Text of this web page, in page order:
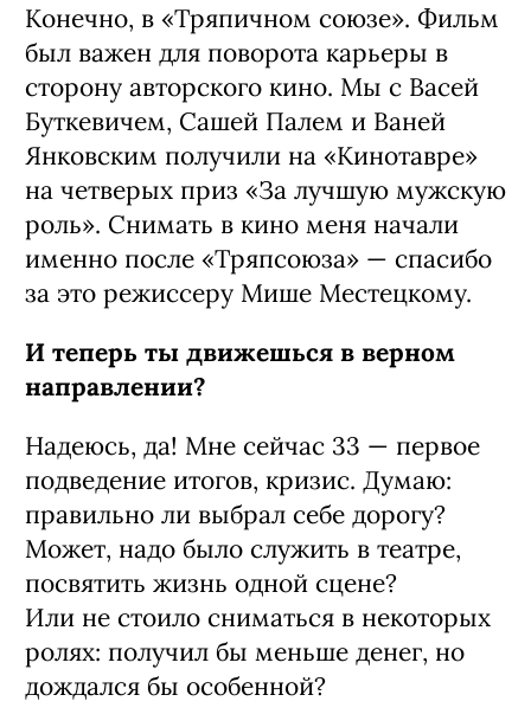
Конечно, в «Тряпичном союзе». Фильм
был важен для поворота карьеры в
сторону авторского кино. Мы с Васей
Буткевичем, Сашей Палем и Ваней
Янковским получили на «Кинотавре»
на четверых приз «За лучшую мужскую
роль». Снимать в кино меня начали
именно после «Тряпсоюза» — спасибо
за это режиссеру Мише Местецкому.
И теперь ты движешься в верном
направлении?
Надеюсь, да! Мне сейчас 33 — первое
подведение итогов, кризис. Думаю:
правильно ли выбрал себе дорогу?
Может, надо было служить в театре,
посвятить жизнь одной сцене?
Или не стоило сниматься в некоторых
ролях: получил бы меньше денег, но
дождался бы особенной?